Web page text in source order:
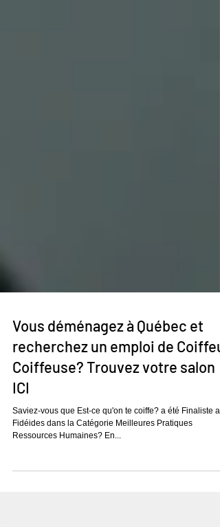
Vous déménagez à Québec et
recherchez un emploi de
Coiffeuse? Trouvez votre salon
ICI
Saviez-vous que Est-ce qu'on te coiffe? a été Finaliste au